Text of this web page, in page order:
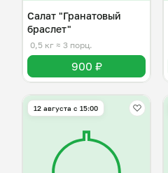
Салат "Гранатовый
браслет"
0,5 кг ≈ 3 порц.
900 ₽
12 августа с 15:00